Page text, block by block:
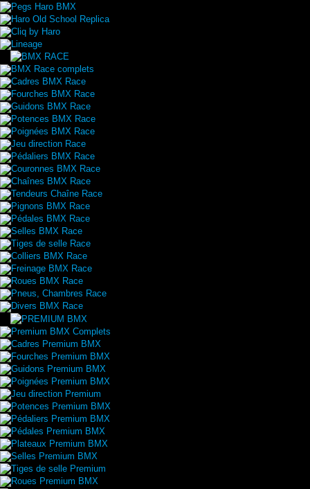
Pegs Haro BMX
Haro Old School Replica
Cliq by Haro
Lineage
BMX Race complets
Cadres BMX Race
Fourches BMX Race
Guidons BMX Race
Potences BMX Race
Poignées BMX Race
Jeu direction Race
Pédaliers BMX Race
Couronnes BMX Race
Chaînes BMX Race
Tendeurs Chaîne Race
Pignons BMX Race
Pédales BMX Race
Selles BMX Race
Tiges de selle Race
Colliers BMX Race
Freinage BMX Race
Roues BMX Race
Pneus, Chambres Race
Divers BMX Race
Premium BMX Complets
Cadres Premium BMX
Fourches Premium BMX
Guidons Premium BMX
Poignées Premium BMX
Jeu direction Premium
Potences Premium BMX
Pédaliers Premium BMX
Pédales Premium BMX
Plateaux Premium BMX
Selles Premium BMX
Tiges de selle Premium
Roues Premium BMX